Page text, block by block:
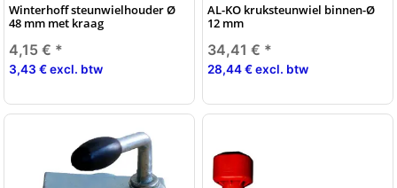
Winterhoff steunwielhouder Ø
48 mm met kraag
4,15 € *
3,43 € excl. btw
AL-KO kruksteunwiel binnen-Ø
12 mm
34,41 € *
28,44 € excl. btw